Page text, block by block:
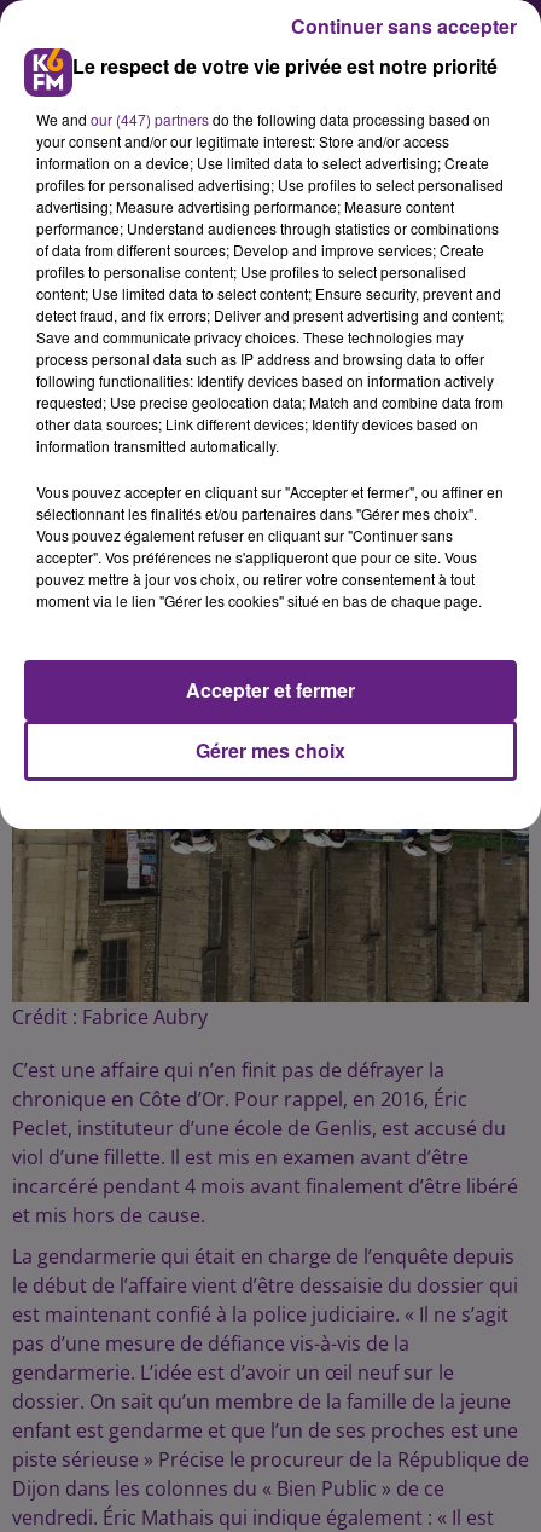
Nouveau rebondissement dans
l’affaire du viol de Genlis
La gendarmerie qui enquêtait sur
l’affaire du viol de la fillette de
Genlis en 2016 vient d’être dessaisie
de l’enquête au profit de la police
Publié : 23 mars 2018 à 6h15 par Fabrice Aubry
Crédit : Fabrice Aubry
C’est une affaire qui n’en finit pas de défrayer la
chronique en Côte d’Or. Pour rappel, en 2016, Éric
Peclet, instituteur d’une école de Genlis, est accusé du
viol d’une fillette. Il est mis en examen avant d’être
incarcéré pendant 4 mois avant finalement d’être libéré
et mis hors de cause.
La gendarmerie qui était en charge de l’enquête depuis
le début de l’affaire vient d’être dessaisie du dossier qui
est maintenant confié à la police judiciaire. « Il ne s’agit
pas d’une mesure de défiance vis-à-vis de la
gendarmerie. L’idée est d’avoir un œil neuf sur le
dossier. On sait qu’un membre de la famille de la jeune
enfant est gendarme et que l’un de ses proches est une
piste sérieuse » Précise le procureur de la République de
Dijon dans les colonnes du « Bien Public » de ce
vendredi. Éric Mathais qui indique également : « Il est
Le respect de votre vie privée est notre priorité
We and our (447) partnersdo the following data processing based on
your consent and/or our legitimate interest: Store and/or access
information on a device; Use limited data to select advertising; Create
profiles for personalised advertising; Use profiles to select personalised
advertising; Measure advertising performance; Measure content
performance; Understand audiences through statistics or combinations
of data from different sources; Develop and improve services; Create
profiles to personalise content; Use profiles to select personalised
content; Use limited data to select content; Ensure security, prevent and
detect fraud, and fix errors; Deliver and present advertising and content;
Save and communicate privacy choices. These technologies may
process personal data such as IP address and browsing data to offer
following functionalities: Identify devices based on information actively
requested; Use precise geolocation data; Match and combine data from
other data sources; Link different devices; Identify devices based on
information transmitted automatically.
Vous pouvez accepter en cliquant sur "Accepter et fermer", ou affiner en
sélectionnant les finalités et/ou partenaires dans "Gérer mes choix".
Vous pouvez également refuser en cliquant sur "Continuer sans
accepter". Vos préférences ne s'appliqueront que pour ce site. Vous
pouvez mettre à jour vos choix, ou retirer votre consentement à tout
moment via le lien "Gérer les cookies" situé en bas de chaque page.
Gérer mes choix
Accepter et fermer
Continuer sans accepter